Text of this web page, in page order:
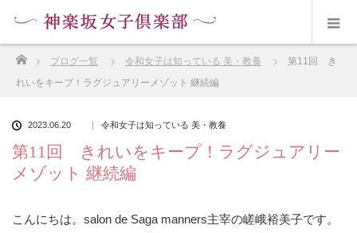
ブログ一覧 令和女子は知っている 美・教養
第11回 き
れいをキープ！ラグジュアリーメゾット 継続編
2023.06.20 令和女子は知っている 美・教養
第11回 きれいをキープ！ラグジュアリー
メゾット 継続編
こんにちは。salon de Saga manners主宰の嵯峨裕美子です。